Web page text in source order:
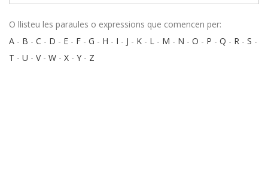
O llisteu les paraules o expressions que comencen per:
A - B - C - D - E - F - G - H - I - J - K - L - M - N - O - P - Q - R - S -
T - U - V- W - X - Y - Z